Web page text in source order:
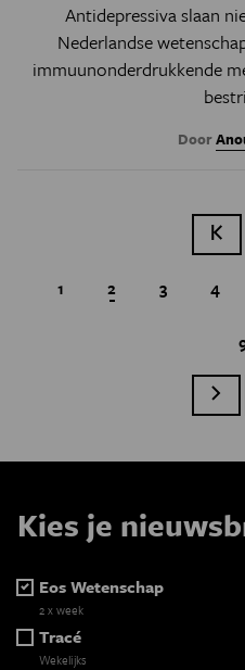
Antidepressiva slaan
Nederlandse
immuunonderdrukkende
Door
Page
1 Huidige pagina
2 Page
3 Page
4
Kies je
Eos Wetenschap
2 x week
Tracé
Wekelijks